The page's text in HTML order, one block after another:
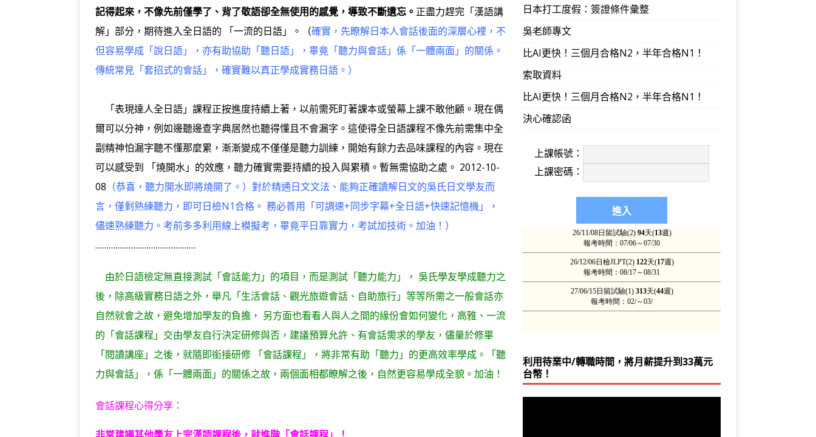
記得起來，不像先前僅學了、背了敬語卻全無使用的感覺，導致不斷遺忘。 正盡力趕完「漢語講
解」部分，期待進入全日語的 「一流的日語」。（確實，先瞭解日本人會話後面的深層心裡，不
但容易學成「說日語」，亦有助協助「聽日語」，畢竟「聽力與會話」係「一體兩面」的關係。
傳統常見「套招式的會話」，確實難以真正學成實務日語。）
「表現達人全日語」課程正按進度持續上著，以前需死盯著課本或螢幕上課不敢他顧。現在偶
爾可以分神，例如邊聽邊查字典居然也聽得懂且不會漏字。這使得全日語課程不像先前需集中全
副精神怕漏字聽不懂那麼累，漸漸變成不僅僅是聽力訓練，開始有餘力去品味課程的內容。現在
可以感受到 「燒開水」的效應，聽力確實需要持續的投入與累積。暫無需協助之處。 2012-10-
08 （恭喜，聽力開水即將燒開了。）對於精通日文文法、能夠正確讀解日文的吳氏日文學友而
言，僅剩熟練聽力，即可日檢N1合格。 務必善用「可調速+同步字幕+全日語+快速記憶機」，
儘速熟練聽力。考前多多利用線上模擬考，畢竟平日靠實力，考試加技術。加油！）
………………………………………
由於日語檢定無直接測試「會話能力」的項目，而是測試「聽力能力」， 吳氏學友學成聽力之
後，除高級實務日語之外，舉凡「生活會話、觀光旅遊會話、自助旅行」等等所需之一般會話亦
自然就會之故，避免增加學友的負擔， 另方面也看看人與人之間的緣份會如何變化，高雅、一流
的「會話課程」交由學友自行決定研修與否，建議預算允許、有會話需求的學友，儘量於修畢
「閱讀講座」之後，就隨即銜接研修 「會話課程」，將非常有助「聽力」的更高效率學成。「聽
力與會話」，係「一體兩面」的關係之故，兩個面相都瞭解之後，自然更容易學成全貌。加油！
會話課程心得分享：
非常建議其他學友上完漢語課程後，就進階「會話課程」！
日本打工度假：簽證條件彙整
吳老師專文
比AI更快！三個月合格N2，半年合格N1！
索取資料
比AI更快！三個月合格N2，半年合格N1！
決心確認函
上課帳號：
上課密碼：
利用待業中/轉職時間，將月薪提升到33萬元
台幣！